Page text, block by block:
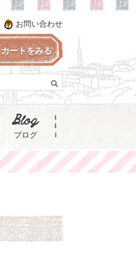
ブログ
お問い合わせ
カートをみる